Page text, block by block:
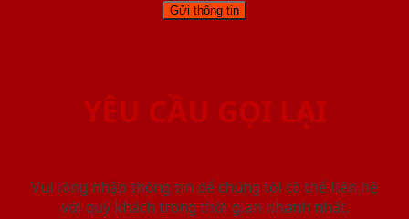
YÊU CẦU GỌI LẠI
Vui lòng nhập thông tin để chúng tôi có thể liên hệ
với quý khách trong thời gian nhanh nhất.